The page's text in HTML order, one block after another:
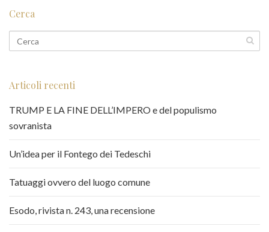
Cerca
Articoli recenti
TRUMP E LA FINE DELL’IMPERO e del populismo
sovranista
Un’idea per il Fontego dei Tedeschi
Tatuaggi ovvero del luogo comune
Esodo, rivista n. 243, una recensione